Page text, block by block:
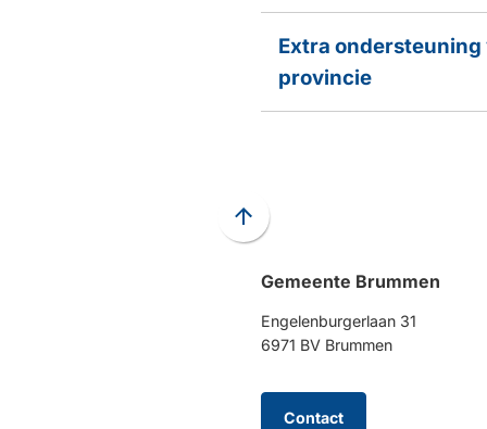
Extra ondersteuning
provincie
Scroll
boven
het
van
Gemeente Brummen
Engelenburgerlaan 31
6971 BV Brummen
Contact